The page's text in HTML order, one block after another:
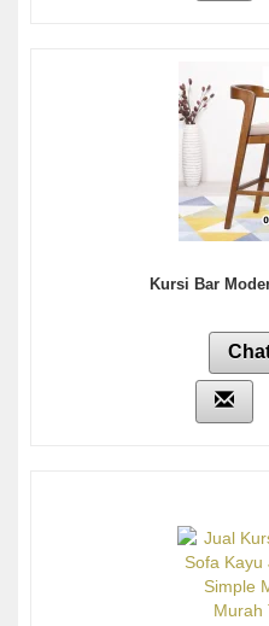
Kursi Bar